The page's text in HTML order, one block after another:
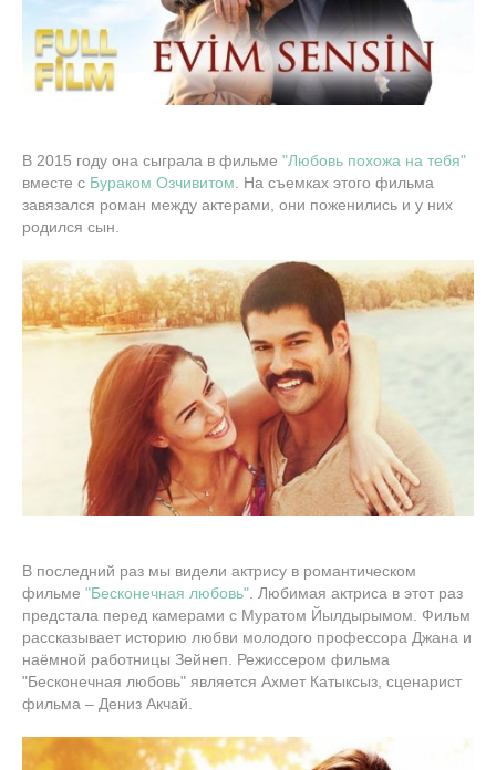
В 2015 году она сыграла в фильме "Любовь похожа на тебя"
вместе с Бураком Озчивитом. На съемках этого фильма
завязался роман между актерами, они поженились и у них
родился сын.
В последний раз мы видели актрису в романтическом
фильме "Бесконечная любовь" . Любимая актриса в этот раз
предстала перед камерами с Муратом Йылдырымом. Фильм
рассказывает историю любви молодого профессора Джана и
наёмной работницы Зейнеп. Режиссером фильма
"Бесконечная любовь" является Ахмет Катыксыз, сценарист
фильма – Дениз Акчай.